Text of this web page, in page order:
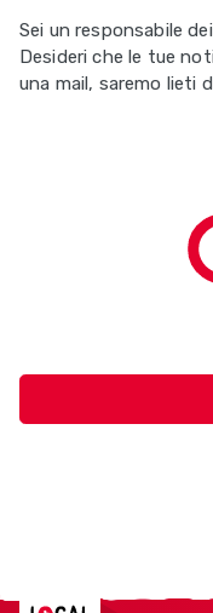
Sei un responsabile
Desideri che le tue
una mail, saremo lieti
Localcities